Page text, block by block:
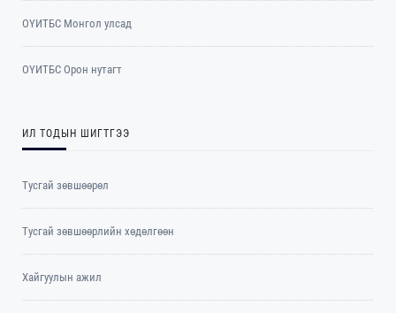
ОYИТБС Монгол улсад
ОYИТБС Орон нутагт
ИЛ ТОДЫН ШИГТГЭЭ
Тусгай зөвшөөрөл
Тусгай зөвшөөрлийн хөдөлгөөн
Хайгуулын ажил